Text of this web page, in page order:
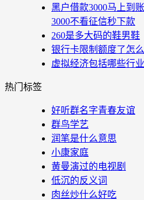
黑户借款3000马上到
3000不看征信秒下款
260是多大码的鞋男鞋
银行卡限制额度了怎
虚拟经济包括哪些行业
热门标签
好听群名字青春友谊
群鸟学艺
润笔是什么意思
小康家庭
黄曼演过的电视剧
低沉的反义词
肉丝炒什么好吃